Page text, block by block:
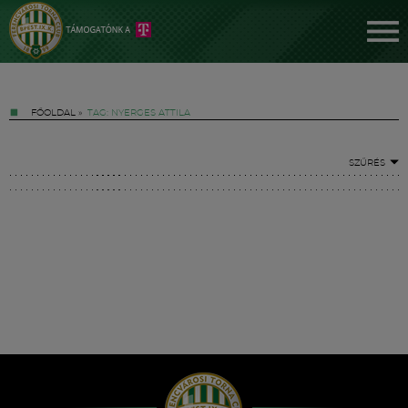
FŐOLDAL » TAG: NYERGES ATTILA
SZŰRÉS
Hírek